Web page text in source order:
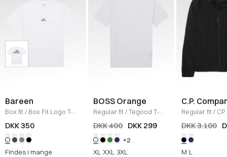
Bareen
Box fit/ Box Fit Logo T-
shirt /WHITE
DKK 350
Findes i mange
BOSS Orange
Regular fit/Tegood T-
Shirt
HVID
DKK 400 DKK 299
+2
XL XXL 3XL
C.P.
Regular fit/
Jakke
SORT
DKK 3.100
M L